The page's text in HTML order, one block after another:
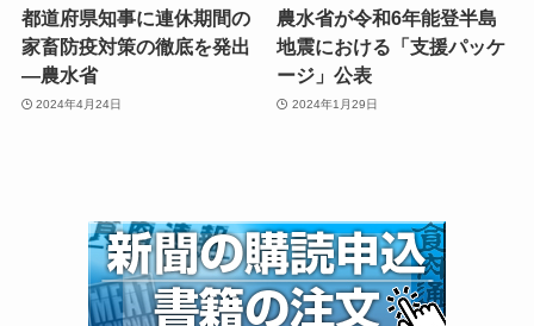
都道府県知事に連休期間の
家畜防疫対策の徹底を発出
—農水省
2024年4月24日
農水省が令和6年能登半島
地震における「支援パッケ
ージ」公表
2024年1月29日